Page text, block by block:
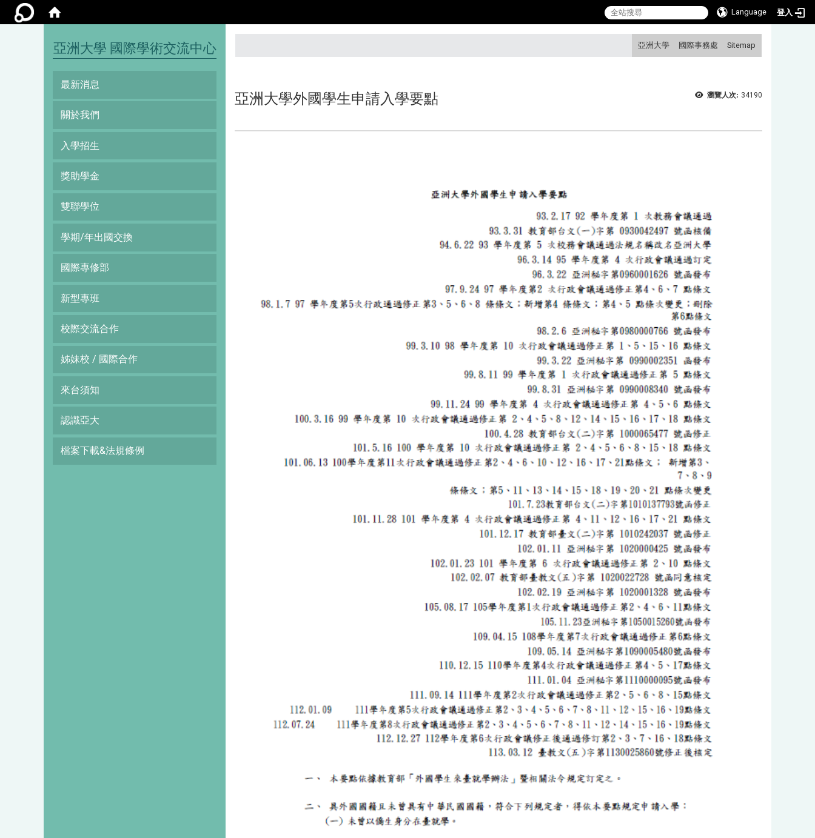
Language 登入
亞洲大學 國際事務處 Sitemap
亞洲大學 國際學術交流中心
最新消息
關於我們
入學招生
獎助學金
雙聯學位
學期/年出國交換
國際專修部
新型專班
校際交流合作
姊妹校 / 國際合作
來台須知
認識亞大
檔案下載&法規條例
瀏覽人次: 34190
亞洲大學外國學生申請入學要點